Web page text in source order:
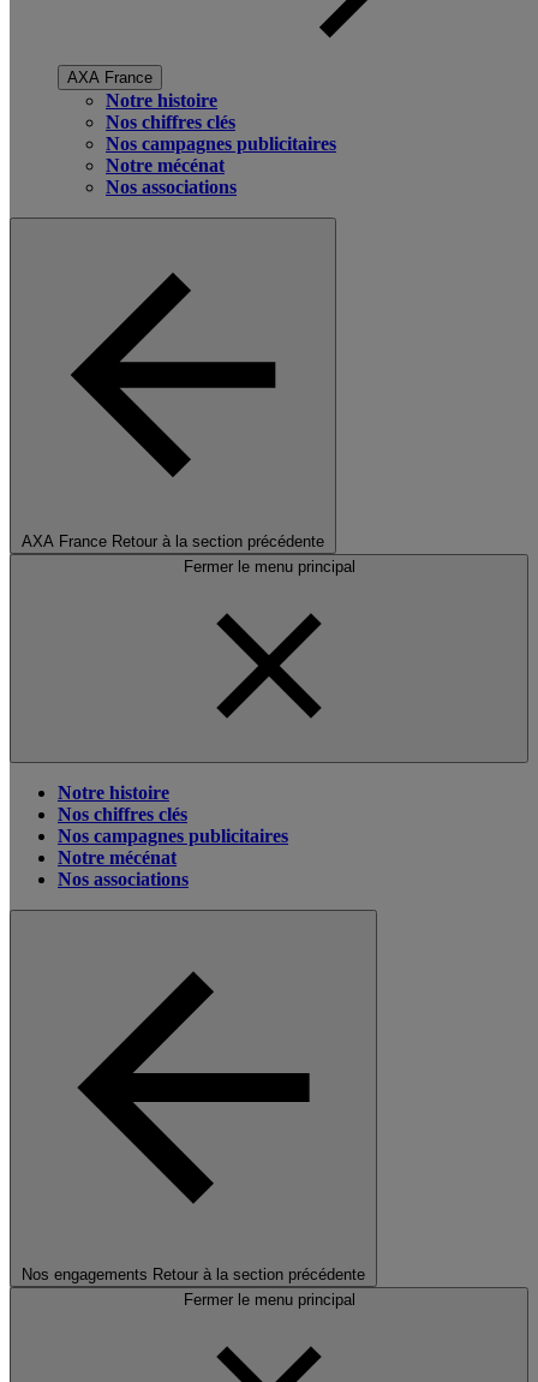
AXA France
Notre histoire
Nos chiffres clés
Nos campagnes publicitaires
Notre mécénat
Nos associations
AXA France Retour à la section précédente
Fermer le menu principal
Notre histoire
Nos chiffres clés
Nos campagnes publicitaires
Notre mécénat
Nos associations
Nos engagements Retour à la section précédente
Fermer le menu principal